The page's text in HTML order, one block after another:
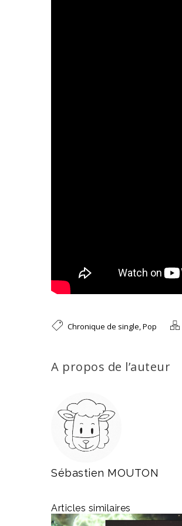
Chronique de single,Pop
A propos de l’auteur
Sébastien MOUTON
Articles similaires